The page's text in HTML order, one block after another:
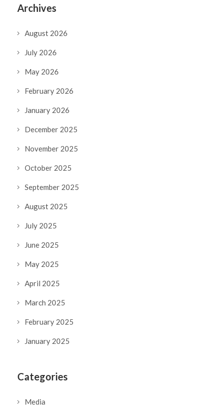
Archives
August 2026
July 2026
May 2026
February 2026
January 2026
December 2025
November 2025
October 2025
September 2025
August 2025
July 2025
June 2025
May 2025
April 2025
March 2025
February 2025
January 2025
Categories
Media